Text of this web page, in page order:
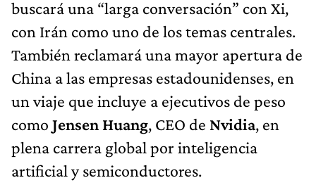
buscará una “larga conversación” con Xi,
con Irán como uno de los temas centrales.
También reclamará una mayor apertura de
China a las empresas estadounidenses, en
un viaje que incluye a ejecutivos de peso
como Jensen Huang, CEO de Nvidia, en
plena carrera global por inteligencia
artificial y semiconductores.